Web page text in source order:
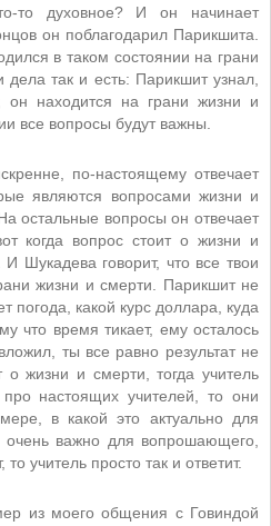
то духовное? И он начинает
он поблагодарил Парикшита.
в таком состоянии на грани
так и есть: Парикшит узнал,
он находится на грани жизни и
все вопросы будут важны.
по-настоящему отвечает
являются вопросами жизни и
остальные вопросы он отвечает
когда вопрос стоит о жизни и
И Шукадева говорит, что все твои
жизни и смерти. Парикшит не
погода, какой курс доллара, куда
что время тикает, ему осталось
ты все равно результат не
жизни и смерти, тогда учитель
настоящих учителей, то они
в какой это актуально для
важно для вопрошающего,
учитель просто так и ответит.
из моего общения с Говиндой